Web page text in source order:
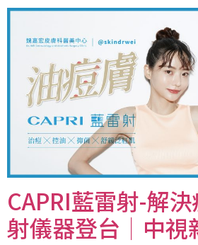
CAPRI藍雷射-解
射儀器登台│中視